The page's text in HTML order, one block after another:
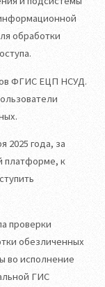
обработки
ФГИС ЕЦП НСУД.
2025 года, за
платформе, к
проверки
обезличенных
во исполнение
ГИС